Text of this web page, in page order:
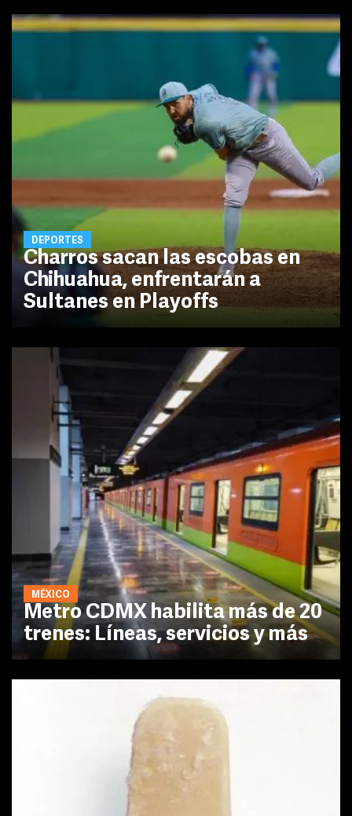
DEPORTES
Charros sacan las escobas en
Chihuahua, enfrentarán a
Sultanes en Playoffs
MÉXICO
Metro CDMX habilita más de 20
trenes: Líneas, servicios y más